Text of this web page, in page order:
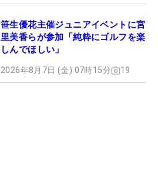
笹生優花主催ジュニアイベントに宮
里美香らが参加「純粋にゴルフを楽
しんでほしい」
2026年8月7日 (金) 07時15分 19